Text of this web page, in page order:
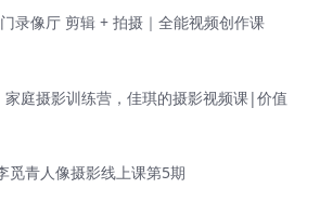
录像厅 剪辑 + 拍摄｜全能视频创作课
家庭摄影训练营，佳琪的摄影视频课|价值
觅青人像摄影线上课第5期